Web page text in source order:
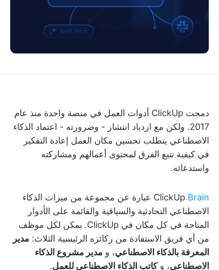
دمجت ClickUp أدوات العمل في منصة واحدة منذ عام
2017. ولكن مع ازدياد انتشار - وضرورته - اعتماد الذكاء
الاصطناعي يتطلب تحسين مكان العمل إعادة التفكير
في كيفية تتبع الفرق لمحتوى أعمالهم ومشاركته
واستدعائه.
ClickUp Brain
عبارة عن مجموعة من ميزات الذكاء
الاصطناعي التحادثية والسياقية والقائمة على الأدوار
المتاحة في كل مكان في ClickUp. يمكن لكل موظف
من أي فريق الاستفادة من ركائزه الرئيسية الثلاث: مدير
المعرفة بالذكاء الاصطناعي، و مدير مشروع الذكاء
الاصطناعي، وكاتب الذكاء الاصطناعي للعمل.